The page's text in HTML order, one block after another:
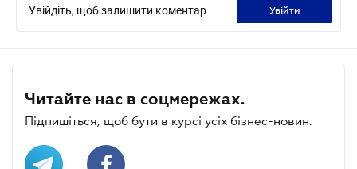
Увійдіть, щоб залишити коментар увійти
Читайте нас в соцмережах.
Підпишіться, щоб бути в курсі усіх бізнес-новин.